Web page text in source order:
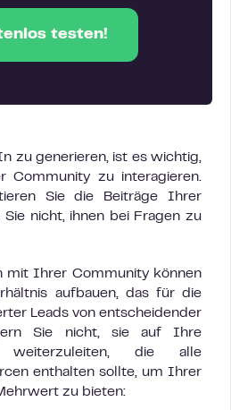
testen!
zu generieren, ist es wichtig,
Community zu interagieren.
Sie die Beiträge Ihrer
nicht, ihnen bei Fragen zu
mit Ihrer Community können
aufbauen, das für die
Leads von entscheidender
Sie nicht, sie auf Ihre
weiterzuleiten, die alle
enthalten sollte, um Ihrer
zu bieten: